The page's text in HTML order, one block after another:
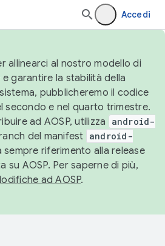
Accedi
allinearci al nostro modello di
garantire la stabilità della
pubblicheremo il codice
secondo e nel quarto trimestre.
ad AOSP, utilizza
android-
del manifest android-
sempre riferimento alla release
su AOSP. Per saperne di più,
ad AOSP.